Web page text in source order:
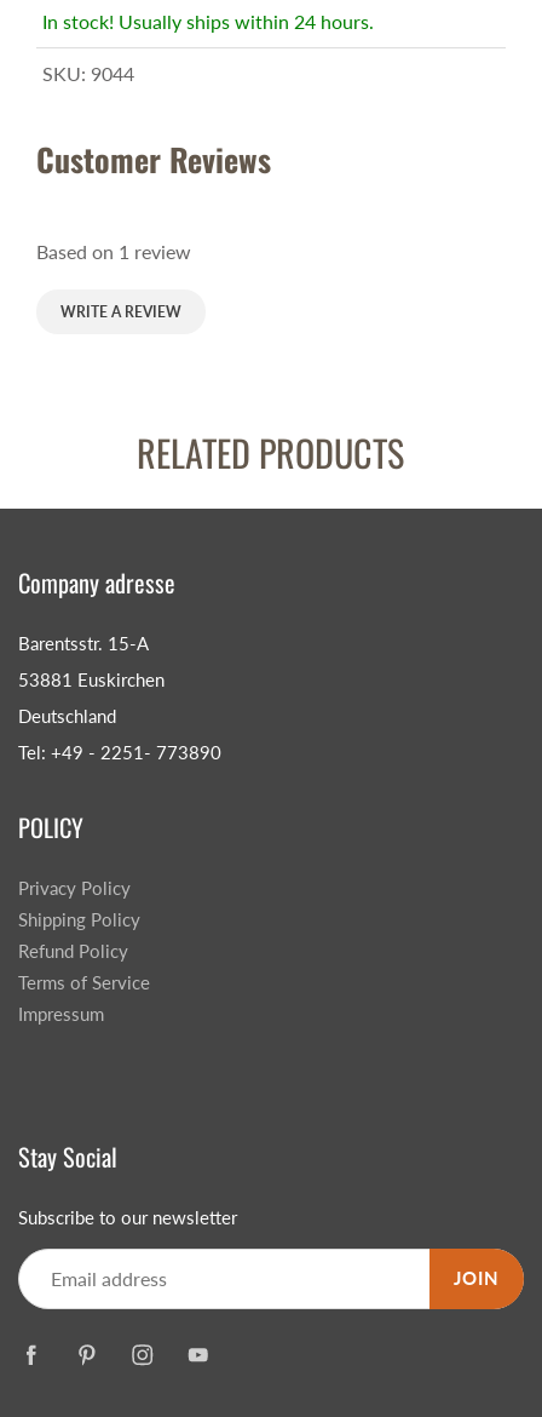
In stock! Usually ships within 24 hours.
SKU: 9044
Customer Reviews
Based on 1 review
WRITE A REVIEW
RELATED PRODUCTS
Company adresse
Barentsstr. 15-A
53881 Euskirchen
Deutschland
Tel: +49 - 2251- 773890
POLICY
Privacy Policy
Shipping Policy
Refund Policy
Terms of Service
Impressum
Stay Social
Subscribe to our newsletter
JOIN